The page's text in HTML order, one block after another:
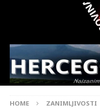
HOME ZANIMLJIVOSTI